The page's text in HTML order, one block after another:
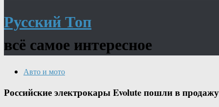
Русский Топ
всё самое интересное
Авто и мото
Российские электрокары Evolute пошли в продажу